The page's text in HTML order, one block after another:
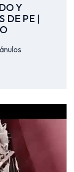
Y
DE PE |